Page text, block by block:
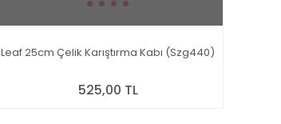
Leaf 25cm Çelik Karıştırma Kabı (Szg440)
525,00 TL